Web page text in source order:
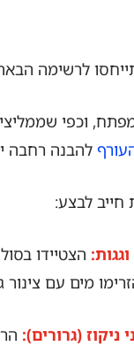
לרשימה
וכפי
להבנה רחבה
לבצע:
הצטיידו
מים עם